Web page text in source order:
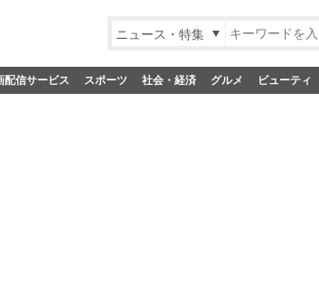
ニュース・特集
配信サービス スポーツ 社会・経済 グルメ ビューティ